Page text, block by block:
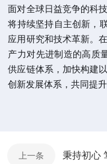
面对全球日益竞争的科
将持续坚持自主创新，
应用研究和技术革新。
产力对先进制造的高质
供应链体系，加快构建
创新发展体系，共同提
上一条 秉持初心